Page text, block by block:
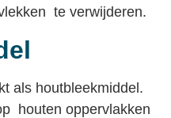
te verwijderen.
als houtbleekmiddel.
houten oppervlakken